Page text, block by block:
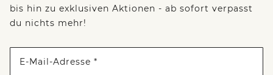
bis hin zu exklusiven Aktionen - ab sofort verpasst
du nichts mehr!
E-Mail-Adresse *